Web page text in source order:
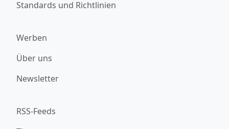
Standards und Richtlinien
Werben
Über uns
Newsletter
RSS-Feeds